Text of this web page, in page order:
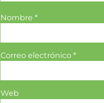
Nombre *
Correo electrónico *
Web